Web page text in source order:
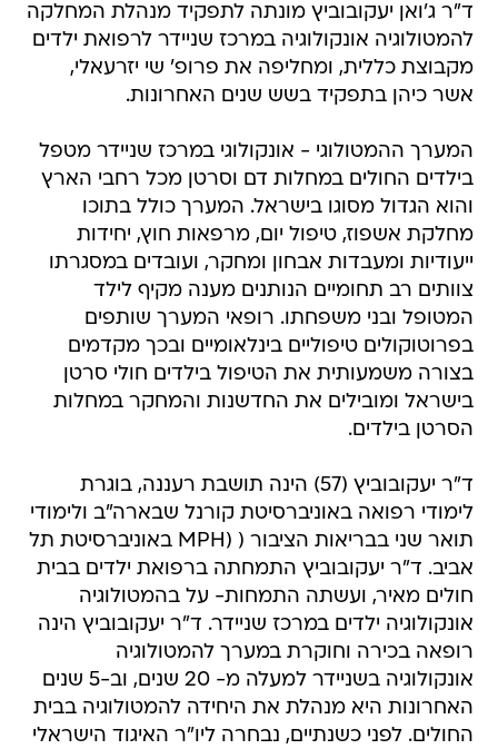
ד"ר ג'ואן יעקובוביץ מונתה לתפקיד מנהלת המחלקה
להמטולוגיה אונקולוגיה במרכז שניידר לרפואת ילדים
מקבוצת כללית, ומחליפה את פרופ' שי יזרעאלי,
אשר כיהן בתפקיד בשש שנים האחרונות.
המערך ההמטולוגי - אונקולוגי במרכז שניידר מטפל
בילדים החולים במחלות דם וסרטן מכל רחבי הארץ
והוא הגדול מסוגו בישראל. המערך כולל בתוכו
מחלקת אשפוז, טיפול יום, מרפאות חוץ, יחידות
ייעודיות ומעבדות אבחון ומחקר, ועובדים במסגרתו
צוותים רב תחומיים הנותנים מענה מקיף לילד
המטופל ובני משפחתו. רופאי המערך שותפים
בפרוטוקולים טיפוליים בינלאומיים ובכך מקדמים
בצורה משמעותית את הטיפול בילדים חולי סרטן
בישראל ומובילים את החדשנות והמחקר במחלות
הסרטן בילדים.
ד"ר יעקובוביץ (57) הינה תושבת רעננה, בוגרת
לימודי רפואה באוניברסיטת קורנל שבארה"ב ולימודי
תואר שני בבריאות הציבור ( (MPH באוניברסיטת תל
אביב. ד"ר יעקובוביץ התמחתה ברפואת ילדים בבית
חולים מאיר, ועשתה התמחות- על בהמטולוגיה
אונקולוגיה ילדים במרכז שניידר. ד"ר יעקובוביץ הינה
רופאה בכירה וחוקרת במערך להמטולוגיה
אונקולוגיה בשניידר למעלה מ- 20 שנים, וב-5 שנים
האחרונות היא מנהלת את היחידה להמטולוגיה בבית
החולים. לפני כשנתיים, נבחרה ליו"ר האיגוד הישראלי